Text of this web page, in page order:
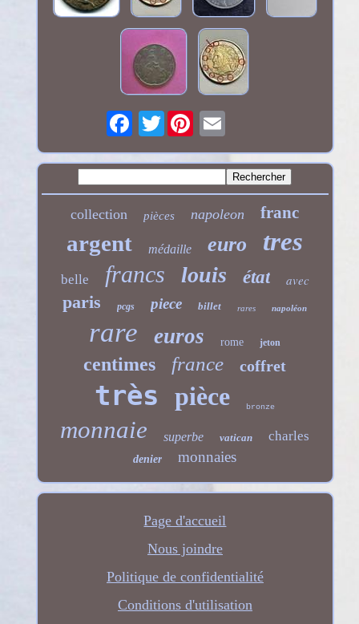
Twitter
collection pièces napoleon franc
argent médaille euro tres
belle francs louis état avec
paris pcgs piece billet rares napoléon
rare euros rome jeton
centimes france coffret
très pièce bronze
monnaie superbe vatican charles
denier monnaies
Page d'accueil
Nous joindre
Politique de confidentialité
Conditions d'utilisation